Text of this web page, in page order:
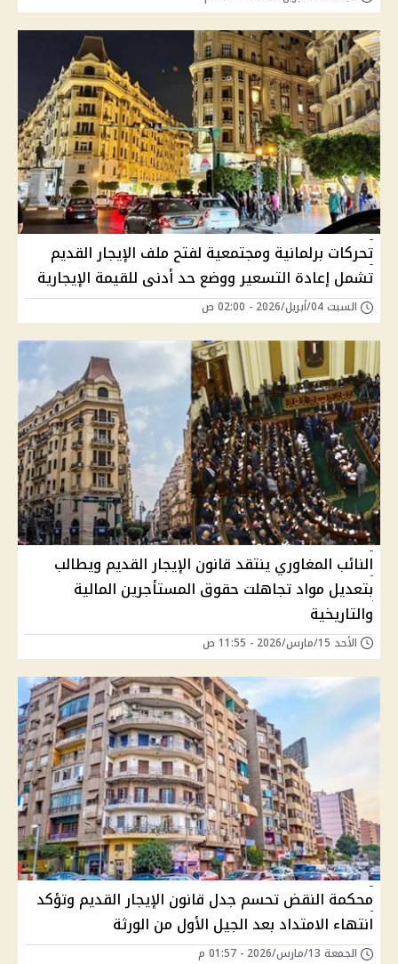
تحركات برلمانية ومجتمعية لفتح ملف الإيجار القديم
تشمل إعادة التسعير ووضع حد أدنى للقيمة الإيجارية
السبت 04/أبريل/2026 - 02:00 ص
النائب المغاوري ينتقد قانون الإيجار القديم ويطالب
بتعديل مواد تجاهلت حقوق المستأجرين المالية
والتاريخية
الأحد 15/مارس/2026 - 11:55 ص
محكمة النقض تحسم جدل قانون الإيجار القديم وتؤكد
انتهاء الامتداد بعد الجيل الأول من الورثة
الجمعة 13/مارس/2026 - 01:57 م